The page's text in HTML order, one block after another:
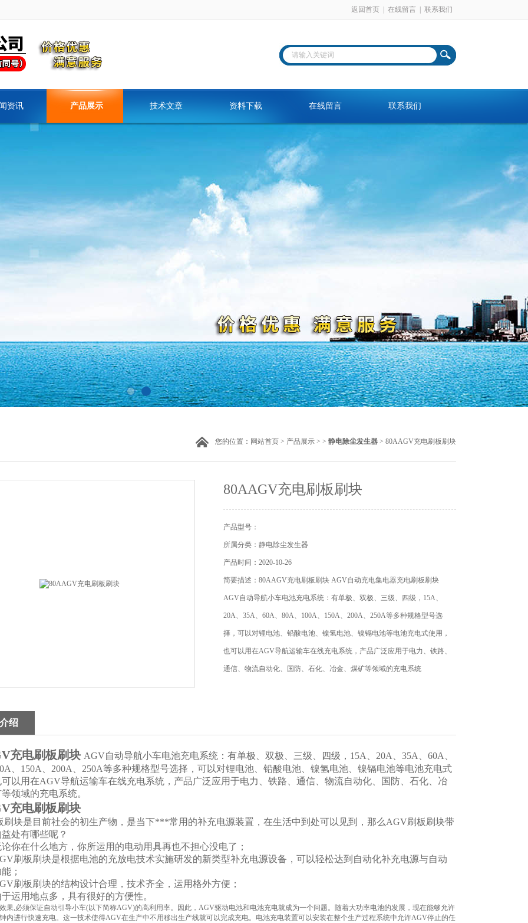
返回首页 在线留言 联系我们
资讯 产品展示 技术文章 资料下载 在线留言 联系我们
您的位置： 网站首页 > 产品展示 > > 静电除尘发生器 > 80AAGV充电刷板刷块
80AAGV充电刷板刷块
产品型号：
所属分类：静电除尘发生器
产品时间：2020-10-26
简要描述：80AAGV充电刷板刷块 AGV自动充电集电器充电刷板刷块
AGV自动导航小车电池充电系统：有单极、双极、三级、四级，15A、
20A、35A、60A、80A、100A、150A、200A、250A等多种规格型号选
择，可以对锂电池、铅酸电池、镍氢电池、镍镉电池等电池充电式使用，
也可以用在AGV导航运输车在线充电系统，产品广泛应用于电力、铁路、
通信、物流自动化、国防、石化、冶金、煤矿等领域的充电系统
绍
充电刷板刷块 AGV自动导航小车电池充电系统：有单极、双极、三级、四级，15A、20A、35A、60A、
、150A、200A、250A等多种规格型号选择，可以对锂电池、铅酸电池、镍氢电池、镍镉电池等电池充电式
以用在AGV导航运输车在线充电系统，产品广泛应用于电力、铁路、通信、物流自动化、国防、石化、冶
领域的充电系统。
充电刷板刷块
刷块是目前社会的初生产物，是当下***常用的补充电源装置，在生活中到处可以见到，那么AGV刷板刷块带
处有哪些呢？
在什么地方，你所运用的电动用具再也不担心没电了；
板刷块是根据电池的充放电技术实施研发的新类型补充电源设备，可以轻松达到自动化补充电源与自动
；
板刷块的结构设计合理，技术齐全，运用格外方便；
用地点多，具有很好的方便性。
果,必须保证自动引导小车(以下简称AGV)的高利用率。因此，AGV驱动电池和电池充电就成为一个问题。随着大功率电池的发展，现在能够允许
内进行快速充电。这一技术使得AGV在生产中不用移出生产线就可以完成充电。电池充电装置可以安装在整个生产过程系统中允许AGV停止的任